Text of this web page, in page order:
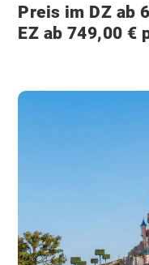
Preis im DZ ab
EZ ab 749,00 €